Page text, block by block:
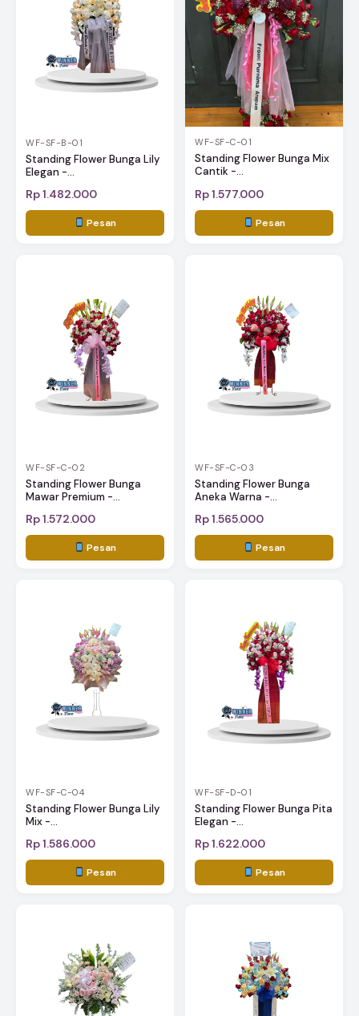
WF-SF-B-01
Standing Flower Bunga Lily
Elegan -...
Rp 1.482.000
Pesan
WF-SF-C-01
Standing Flower Bunga Mix
Cantik -...
Rp 1.577.000
Pesan
WF-SF-C-02
Standing Flower Bunga
Mawar Premium -...
Rp 1.572.000
Pesan
WF-SF-C-03
Standing Flower Bunga
Aneka Warna -...
Rp 1.565.000
Pesan
WF-SF-C-04
Standing Flower Bunga Lily
Mix -...
Rp 1.586.000
Pesan
WF-SF-D-01
Standing Flower Bunga Pita
Elegan -...
Rp 1.622.000
Pesan